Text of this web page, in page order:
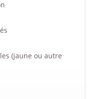
(jaune ou autre